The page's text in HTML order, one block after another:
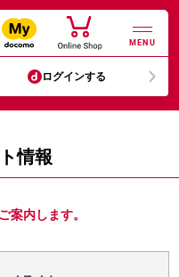
MENU
ログインする
情報
内します。